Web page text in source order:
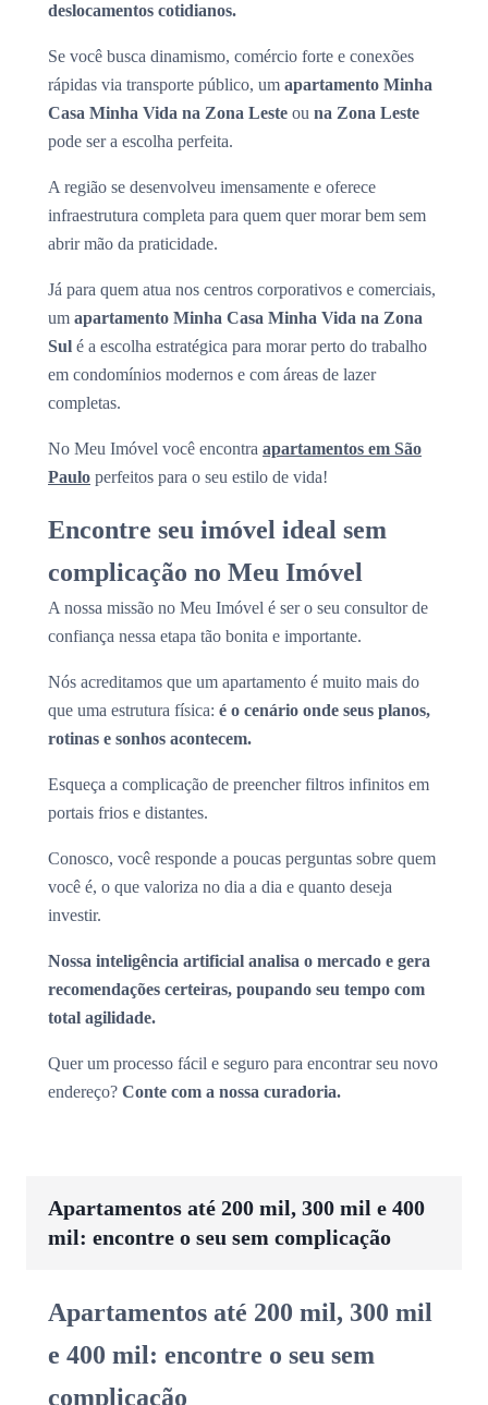
deslocamentos cotidianos.
Se você busca dinamismo, comércio forte e conexões
rápidas via transporte público, um apartamento Minha
Casa Minha Vida na Zona Leste ou na Zona Leste
pode ser a escolha perfeita.
A região se desenvolveu imensamente e oferece
infraestrutura completa para quem quer morar bem sem
abrir mão da praticidade.
Já para quem atua nos centros corporativos e comerciais,
um apartamento Minha Casa Minha Vida na Zona
Sul é a escolha estratégica para morar perto do trabalho
em condomínios modernos e com áreas de lazer
completas.
No Meu Imóvel você encontra apartamentos em São
Paulo perfeitos para o seu estilo de vida!
Encontre seu imóvel ideal sem
complicação no Meu Imóvel
A nossa missão no Meu Imóvel é ser o seu consultor de
confiança nessa etapa tão bonita e importante.
Nós acreditamos que um apartamento é muito mais do
que uma estrutura física: é o cenário onde seus planos,
rotinas e sonhos acontecem.
Esqueça a complicação de preencher filtros infinitos em
portais frios e distantes.
Conosco, você responde a poucas perguntas sobre quem
você é, o que valoriza no dia a dia e quanto deseja
investir.
Nossa inteligência artificial analisa o mercado e gera
recomendações certeiras, poupando seu tempo com
total agilidade.
Quer um processo fácil e seguro para encontrar seu novo
endereço? Conte com a nossa curadoria.
Apartamentos até 200 mil, 300 mil e 400
mil: encontre o seu sem complicação
Apartamentos até 200 mil, 300 mil
e 400 mil: encontre o seu sem
complicação